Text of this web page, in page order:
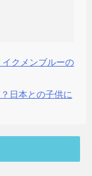
クメンブルーの
日本との子供に